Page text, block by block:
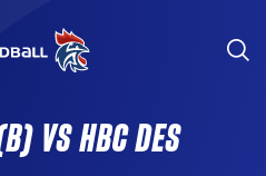
VS HBC DES